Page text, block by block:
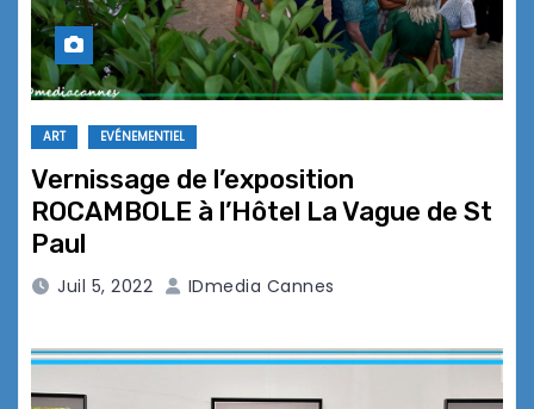
ART EVÉNEMENTIEL
Vernissage de l’exposition
ROCAMBOLE à l’Hôtel La Vague de St
Paul
Juil 5, 2022 IDmedia Cannes